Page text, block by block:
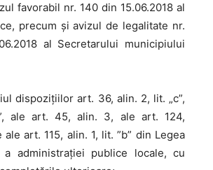
favorabil nr. 140 din 15.06.2018 al
precum şi avizul de legalitate nr.
al Secretarului municipiului
dispoziţiilor art. 36, alin. 2, lit. „c”,
ale art. 45, alin. 3, ale art. 124,
art. 115, alin. 1, lit. ”b” din Legea
a administraţiei publice locale, cu